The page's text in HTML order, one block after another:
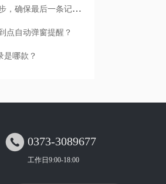
哪款记录软件支持卸载前自动同步，确保最后一条记录不丢失？
点自动弹窗提醒？
是哪款？
 0373-3089677
工作日9:00-18:00